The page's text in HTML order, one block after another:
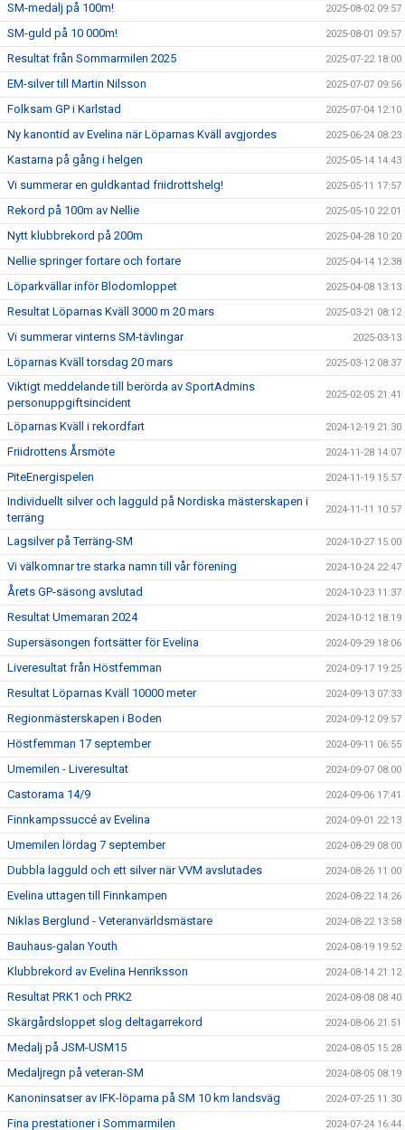
SM-medalj på 100m! 2025-08-02 09:57
SM-guld på 10 000m! 2025-08-01 09:57
Resultat från Sommarmilen 2025 2025-07-22 18:00
EM-silver till Martin Nilsson 2025-07-07 09:56
Folksam GP i Karlstad 2025-07-04 12:10
Ny kanontid av Evelina när Löparnas Kväll avgjordes 2025-06-24 08:23
Kastarna på gång i helgen 2025-05-14 14:43
Vi summerar en guldkantad friidrottshelg! 2025-05-11 17:57
Rekord på 100m av Nellie 2025-05-10 22:01
Nytt klubbrekord på 200m 2025-04-28 10:20
Nellie springer fortare och fortare 2025-04-14 12:38
Löparkvällar inför Blodomloppet 2025-04-08 13:13
Resultat Löparnas Kväll 3000 m 20 mars 2025-03-21 08:12
Vi summerar vinterns SM-tävlingar 2025-03-13
Löparnas Kväll torsdag 20 mars 2025-03-12 08:37
Viktigt meddelande till berörda av SportAdmins
personuppgiftsincident
2025-02-05 21:41
Löparnas Kväll i rekordfart 2024-12-19 21:30
Friidrottens Årsmöte 2024-11-28 14:07
PiteEnergispelen 2024-11-19 15:57
Individuellt silver och lagguld på Nordiska mästerskapen i
terräng
2024-11-11 10:57
Lagsilver på Terräng-SM 2024-10-27 15:00
Vi välkomnar tre starka namn till vår förening 2024-10-24 22:47
Årets GP-säsong avslutad 2024-10-23 11:37
Resultat Umemaran 2024 2024-10-12 18:19
Supersäsongen fortsätter för Evelina 2024-09-29 18:06
Liveresultat från Höstfemman 2024-09-17 19:25
Resultat Löparnas Kväll 10000 meter 2024-09-13 07:33
Regionmästerskapen i Boden 2024-09-12 09:57
Höstfemman 17 september 2024-09-11 06:55
Umemilen - Liveresultat 2024-09-07 08:00
Castorama 14/9 2024-09-06 17:41
Finnkampssuccé av Evelina 2024-09-01 22:13
Umemilen lördag 7 september 2024-08-29 08:00
Dubbla lagguld och ett silver när VVM avslutades 2024-08-26 11:00
Evelina uttagen till Finnkampen 2024-08-22 14:26
Niklas Berglund - Veteranvärldsmästare 2024-08-22 13:58
Bauhaus-galan Youth 2024-08-19 19:52
Klubbrekord av Evelina Henriksson 2024-08-14 21:12
Resultat PRK1 och PRK2 2024-08-08 08:40
Skärgårdsloppet slog deltagarrekord 2024-08-06 21:51
Medalj på JSM-USM15 2024-08-05 15:28
Medaljregn på veteran-SM 2024-08-05 08:19
Kanoninsatser av IFK-löparna på SM 10 km landsväg 2024-07-25 11:30
Fina prestationer i Sommarmilen 2024-07-24 16:44